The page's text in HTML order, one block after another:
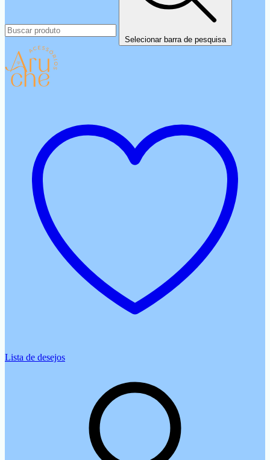
Selecionar barra de pesquisa
Lista de desejos